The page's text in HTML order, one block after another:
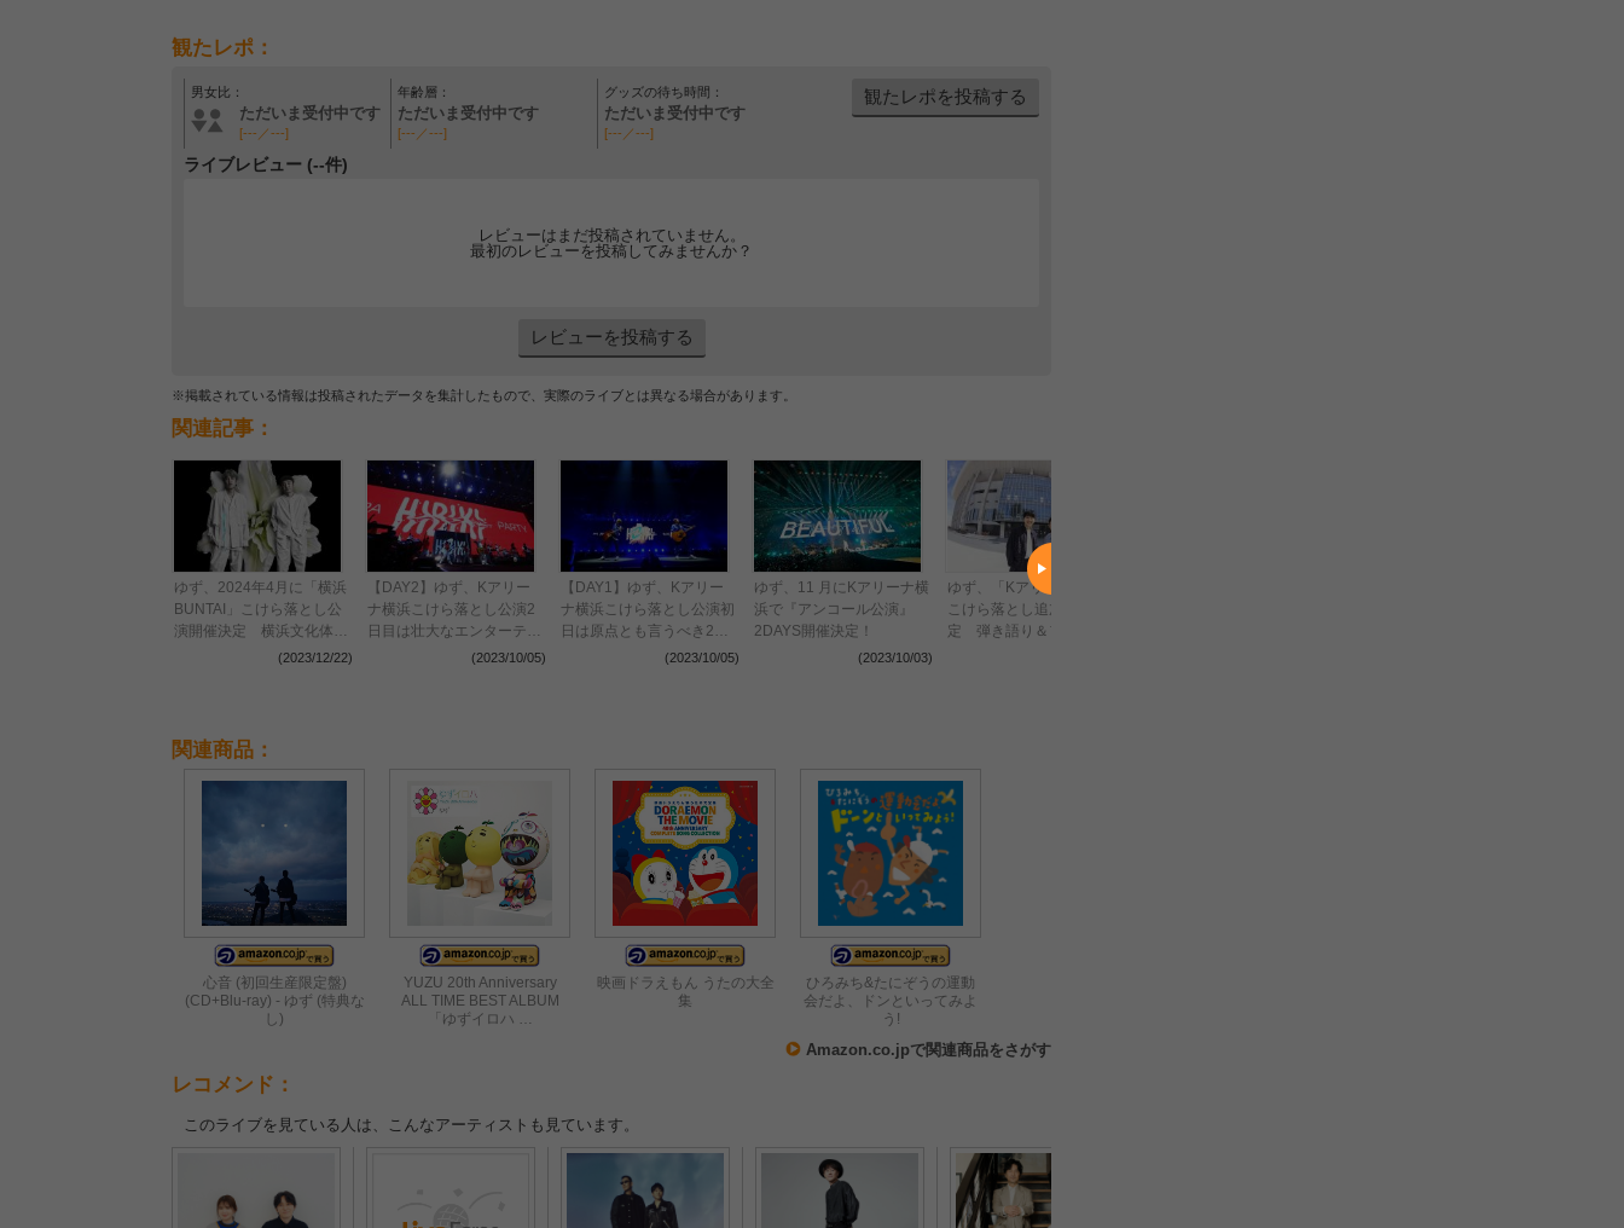
観たレポ：
男女比：
ただいま受付中です
[---／---]
年齢層：
ただいま受付中です
[---／---]
グッズの待ち時間：
ただいま受付中です
[---／---]
観たレポを投稿する
ライブレビュー (--件)
レビューはまだ投稿されていません。
最初のレビューを投稿してみませんか？
レビューを投稿する
※掲載されている情報は投稿されたデータを集計したもので、実際のライブとは異なる場合があります。
関連記事：
ゆず、2024年4月に「横浜
BUNTAI」こけら落とし公
演開催決定 横浜文化体育
館の幕を閉じたオンライン
(2023/12/22)
【DAY2】ゆず、Kアリー
ナ横浜こけら落とし公演2
日目は壮大なエンターテイ
ンメントで会場を震わせる
(2023/10/05)
【DAY1】ゆず、Kアリー
ナ横浜こけら落とし公演初
日は原点とも言うべき2人
きりのステージで2万人を
(2023/10/05)
ゆず、11 月にKアリーナ横
浜で『アンコール公演』
2DAYS開催決定！
(2023/10/03)
ゆず、「Kアリーナ横浜」
こけら落とし追加公演が決
定 弾き語り＆フルバンド
関連商品：
心音 (初回生産限定盤)
(CD+Blu-ray) - ゆず (特典な
し)
YUZU 20th Anniversary
ALL TIME BEST ALBUM
「ゆずイロハ …
映画ドラえもん うたの大全
集
ひろみち&たにぞうの運動
会だよ、ドンといってみよ
う!
Amazon.co.jpで関連商品をさがす
レコメンド：
このライブを見ている人は、こんなアーティストも見ています。